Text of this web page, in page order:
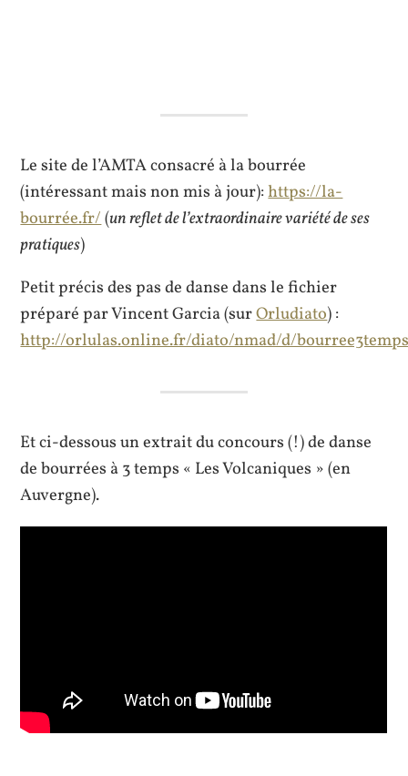
Le site de l’AMTA consacré à la bourrée
(intéressant mais non mis à jour):https://la-
bourrée.fr/(un reflet de l’extraordinaire variété de ses
pratiques)
Petit précis des pas de danse dans le fichier
préparé par Vincent Garcia (surOrludiato) :
http://orlulas.online.fr/diato/nmad/d/
Et ci-dessous un extrait du concours (!) de danse
de bourrées à 3 temps « Les Volcaniques » (en
Auvergne).